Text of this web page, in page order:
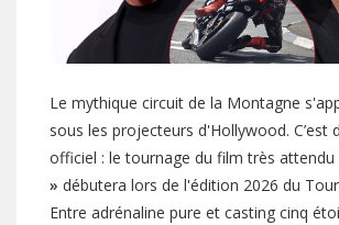
Le mythique circuit de la Montagne
sous les projecteurs d'Hollywood. C’est
officiel : le tournage du film très attendu
» débutera lors de l'édition 2026 du
Entre adrénaline pure et casting cinq